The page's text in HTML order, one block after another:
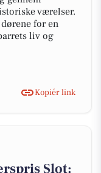
værelser.
for en
liv og
Kopiér link
Slot: